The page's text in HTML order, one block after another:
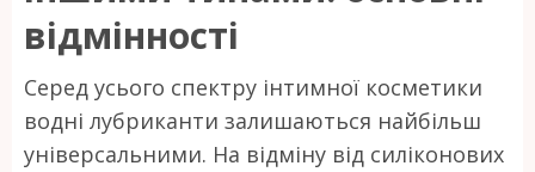
відмінності
Серед усього спектру інтимної косметики
водні лубриканти залишаються найбільш
універсальними. На відміну від силіконових